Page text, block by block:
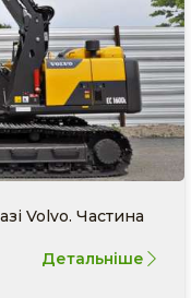
Volvo. Частина
Детальніше